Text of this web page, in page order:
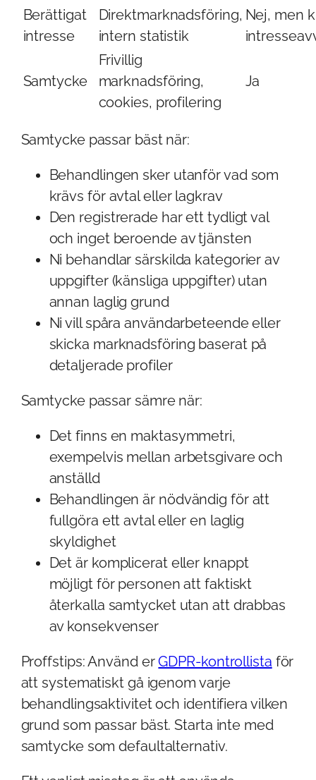
Berättigat
intresse
Direktmarknadsföring,
intern statistik
Nej, men
Samtycke
Frivillig
marknadsföring,
cookies, profilering
Ja
Samtycke passar bäst när:
Behandlingen sker utanför vad som
krävs för avtal eller lagkrav
Den registrerade har ett tydligt val
och inget beroende av tjänsten
Ni behandlar särskilda kategorier av
uppgifter (känsliga uppgifter) utan
annan laglig grund
Ni vill spåra användarbeteende eller
skicka marknadsföring baserat på
detaljerade profiler
Samtycke passar sämre när:
Det finns en maktasymmetri,
exempelvis mellan arbetsgivare och
anställd
Behandlingen är nödvändig för att
fullgöra ett avtal eller en laglig
skyldighet
Det är komplicerat eller knappt
möjligt för personen att faktiskt
återkalla samtycket utan att drabbas
av konsekvenser
Proffstips: Använd erGDPR-kontrollista för
att systematiskt gå igenom varje
behandlingsaktivitet och identifiera vilken
grund som passar bäst. Starta inte med
samtycke som defaultalternativ.